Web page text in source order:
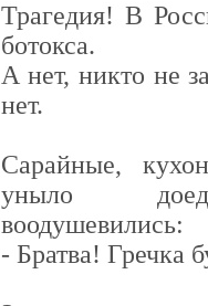
Трагедия! В
ботокса.
А нет, никто не
нет.
Сарайные,
уныло
воодушевились:
- Братва! Гречка